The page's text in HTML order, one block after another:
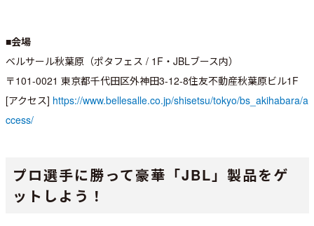
■会場
ベルサール秋葉原（ポタフェス / 1F・JBLブース内）
〒101-0021 東京都千代田区外神田3-12-8住友不動産秋葉原ビル1F
[アクセス] https://www.bellesalle.co.jp/shisetsu/tokyo/bs_akihabara/a
ccess/
プロ選手に勝って豪華「JBL」製品をゲ
ットしよう！